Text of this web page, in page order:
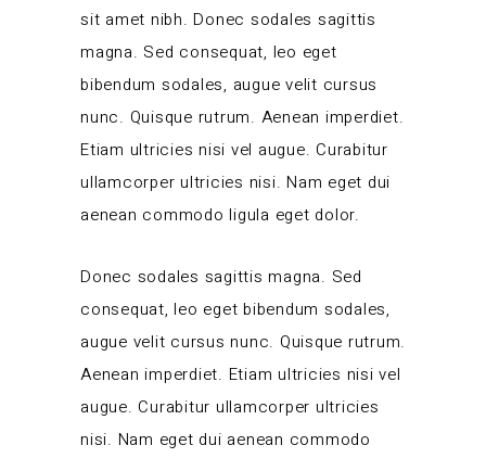
sit amet nibh. Donec sodales sagittis
magna. Sed consequat, leo eget
bibendum sodales, augue velit cursus
nunc. Quisque rutrum. Aenean imperdiet.
Etiam ultricies nisi vel augue. Curabitur
ullamcorper ultricies nisi. Nam eget dui
aenean commodo ligula eget dolor.
Donec sodales sagittis magna. Sed
consequat, leo eget bibendum sodales,
augue velit cursus nunc. Quisque rutrum.
Aenean imperdiet. Etiam ultricies nisi vel
augue. Curabitur ullamcorper ultricies
nisi. Nam eget dui aenean commodo